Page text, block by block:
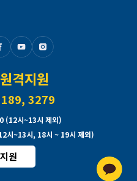
격지원
3279
(12시~13시 제외)
시~13시, 18시 ~ 19시 제외)
원